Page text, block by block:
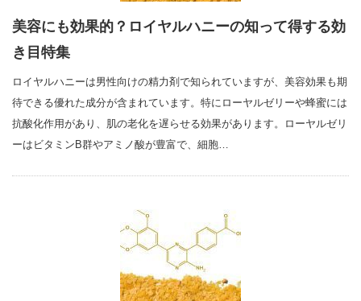
美容にも効果的？ロイヤルハニーの知って得する効
き目特集
ロイヤルハニーは男性向けの精力剤で知られていますが、美容効果も期
待できる優れた成分が含まれています。特にローヤルゼリーや蜂蜜には
抗酸化作用があり、肌の老化を遅らせる効果があります。ローヤルゼリ
ーはビタミンB群やアミノ酸が豊富で、細胞…